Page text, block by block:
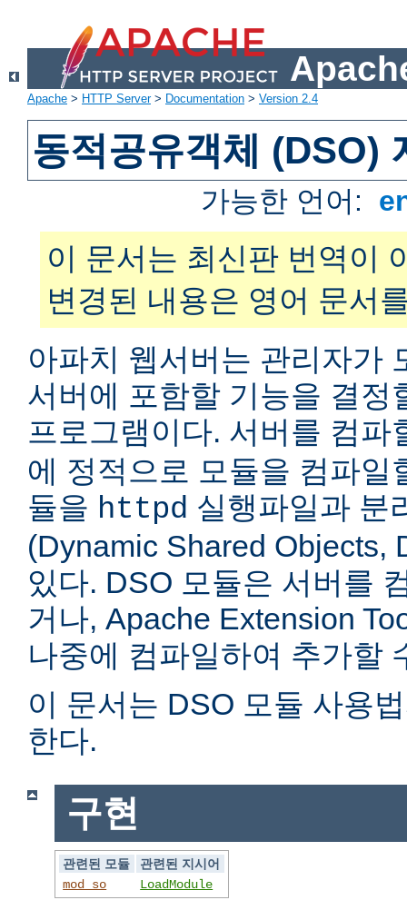
Apache > HTTP Server> Documentation > Version 2.4
동적공유객체 (DSO)
가능한 언어:
이 문서는 최신판 번역이
변경된 내용은 영어 문서
아파치 웹서버는 관리자가
서버에 포함할 기능을 결정
프로그램이다. 서버를 컴파
에 정적으로 모듈을 컴파일
듈을 httpd 실행파일과 분
(Dynamic Shared Objects,
있다. DSO 모듈은 서버를
거나, Apache Extension
나중에 컴파일하여 추가할
이 문서는 DSO 모듈 사용
한다.
구현
관련된 모듈
관련된 지시어
mod_so
LoadModule